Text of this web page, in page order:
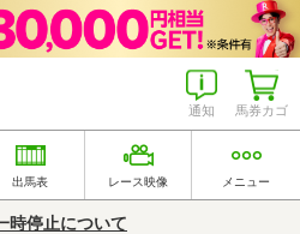
馬券カゴ
通知
出馬表 レース映像 メニュー
時停止について